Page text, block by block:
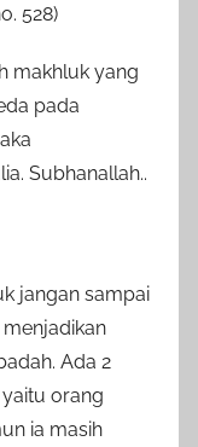
528)
makhluk yang
pada
Subhanallah..
jangan sampai
Ada 2
orang
ia masih